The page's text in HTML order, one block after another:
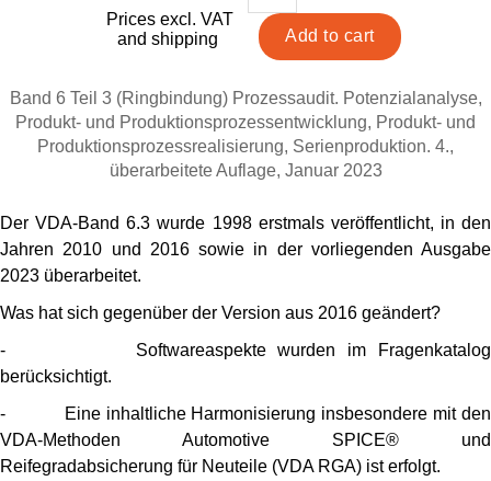
Prices excl. VAT
and shipping
Band 6 Teil 3 (Ringbindung) Prozessaudit. Potenzialanalyse,
Produkt- und Produktionsprozessentwicklung, Produkt- und
Produktionsprozessrealisierung, Serienproduktion. 4.,
überarbeitete Auflage, Januar 2023
Der VDA-Band 6.3 wurde 1998 erstmals veröffentlicht, in den
Jahren 2010 und 2016 sowie in der vorliegenden Ausgabe
2023 überarbeitet.
Was hat sich gegenüber der Version aus 2016 geändert?
- Softwareaspekte wurden im Fragenkatalog
berücksichtigt.
- Eine inhaltliche Harmonisierung insbesondere mit den
VDA-Methoden Automotive SPICE® und
Reifegradabsicherung für Neuteile (VDA RGA) ist erfolgt.